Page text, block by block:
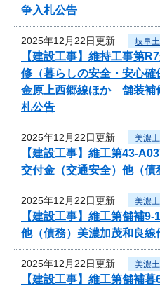
争入札公告
2025年12月22日更新 岐阜
【建設工事】維持工事第
修（暮らしの安全・安心確
金原上西郷線ほか 舗装補
札公告
2025年12月22日更新 美濃
【建設工事】維工第43-
交付金（交通安全）他（
2025年12月22日更新 美濃
【建設工事】維工第舗補
他（債務）美濃加茂和良線
2025年12月22日更新 美濃
【建設工事】維工第舗補